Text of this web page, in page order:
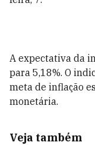
A expectativa da
para 5,18%. O
meta de inflação
monetária.
Veja também